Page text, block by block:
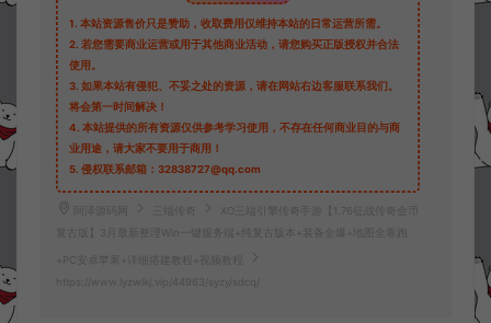
1. 本站资源售价只是赞助，收取费用仅维持本站的日常运营所需。
2. 若您需要商业运营或用于其他商业活动，请您购买正版授权并合法
使用。
3. 如果本站有侵犯、不妥之处的资源，请在网站右边客服联系我们。
将会第一时间解决！
4. 本站提供的所有资源仅供参考学习使用，不存在任何商业目的与商
业用途，请大家不要用于商用！
5. 侵权联系邮箱：32838727@qq.com
阿泽源码网 三端传奇
XO三端引擎传奇手游【1.76征战传奇金币
复古版】3月最新整理Win一键服务端+纯复古版本+装备全爆+地图全靠跑
+PC安卓苹果+详细搭建教程+视频教程
https://www.lyzwlkj.vip/44963/syzy/sdcq/